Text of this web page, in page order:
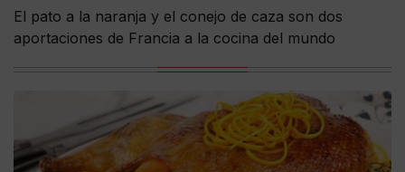
El pato a la naranja y el conejo de caza son dos
aportaciones de Francia a la cocina del mundo